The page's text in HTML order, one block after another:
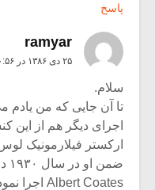
پاسخ
ramyar
۲۵ دی ۱۳۸۶ در ۰:۵۶ ق٫ظ
سلام.
تا آن جایی که من یادم
اجرای دیگر هم از این